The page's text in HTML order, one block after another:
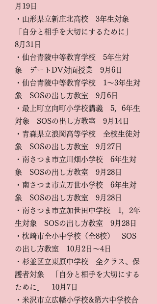
月19日
・山形県立新庄北高校 3年生対象
「自分と相手を大切にするために」
8月31日
・仙台青陵中等教育学校 5年生対
象 デートDV対面授業 9月6日
・仙台青陵中等教育学校 1～3年生対
象 SOSの出し方教室 9月6日
・最上町立向町小学校講義 5，6年生
対象 SOSの出し方教室 9月14日
・青森県立浪岡高等学校 全校生徒対
象 SOSの出し方教室 9月27日
・南さつま市立川畑小学校 6年生対
象 SOSの出し方教室 9月28日
・南さつま市立万世小学校 6年生対
象 SOSの出し方教室 9月28日
・南さつま市立加世田中学校 1，2年
生対象 SOSの出し方教室 9月28日
・枕崎市全小中学校（全8校） SOS
の出し方教室 10月2日～4日
・杉並区立東原中学校 全クラス、保
護者対象 「自分と相手を大切にする
ために」 10月7日
・米沢市立広幡小学校&第六中学校合